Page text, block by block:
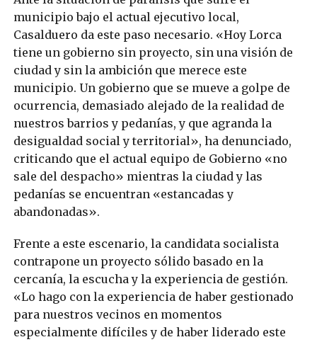
municipio bajo el actual ejecutivo local,
Casalduero da este paso necesario. «Hoy Lorca
tiene un gobierno sin proyecto, sin una visión de
ciudad y sin la ambición que merece este
municipio. Un gobierno que se mueve a golpe de
ocurrencia, demasiado alejado de la realidad de
nuestros barrios y pedanías, y que agranda la
desigualdad social y territorial», ha denunciado,
criticando que el actual equipo de Gobierno «no
sale del despacho» mientras la ciudad y las
pedanías se encuentran «estancadas y
abandonadas».
Frente a este escenario, la candidata socialista
contrapone un proyecto sólido basado en la
cercanía, la escucha y la experiencia de gestión.
«Lo hago con la experiencia de haber gestionado
para nuestros vecinos en momentos
especialmente difíciles y de haber liderado este